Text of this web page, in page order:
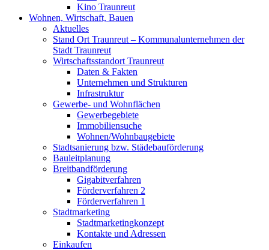
Kino Traunreut
Wohnen, Wirtschaft, Bauen
Aktuelles
Stand Ort Traunreut – Kommunalunternehmen der
Stadt Traunreut
Wirtschaftsstandort Traunreut
Daten & Fakten
Unternehmen und Strukturen
Infrastruktur
Gewerbe- und Wohnflächen
Gewerbegebiete
Immobiliensuche
Wohnen/Wohnbaugebiete
Stadtsanierung bzw. Städebauförderung
Bauleitplanung
Breitbandförderung
Gigabitverfahren
Förderverfahren 2
Förderverfahren 1
Stadtmarketing
Stadtmarketingkonzept
Kontakte und Adressen
Einkaufen